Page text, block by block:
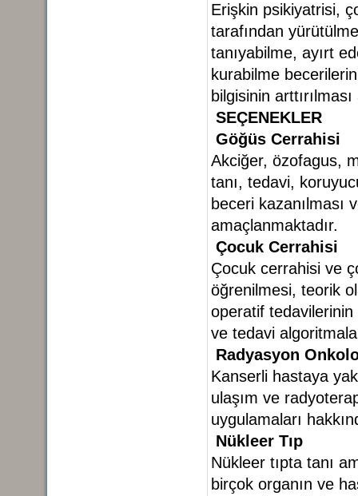
Erişkin psikiyatrisi,
tarafından
tanıyabilme, ayırt
kurabilme
bilgisinin
SEÇENEKLER
Göğüs Cerrahisi
Akciğer, özofagus,
tanı, tedavi,
beceri kazanılması
amaçlanmaktadır.
Çocuk Cerrahisi
Çocuk cerrahisi ve
öğrenilmesi, teorik
operatif
ve tedavi
Radyasyon
Kanserli hastaya
ulaşım ve
uygulamaları
Nükleer Tıp
Nükleer tıpta tanı
birçok organın ve